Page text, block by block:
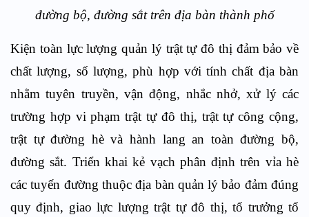
đường bộ, đường sắt trên địa bàn thành phố
Kiện toàn lực lượng quản lý trật tự đô thị đảm bảo về
chất lượng, số lượng, phù hợp với tính chất địa bàn
nhằm tuyên truyền, vận động, nhắc nhở, xử lý các
trường hợp vi phạm trật tự đô thị, trật tự công cộng,
trật tự đường hè và hành lang an toàn đường bộ,
đường sắt. Triển khai kẻ vạch phân định trên vỉa hè
các tuyến đường thuộc địa bàn quản lý bảo đảm đúng
quy định, giao lực lượng trật tự đô thị, tổ trưởng tổ